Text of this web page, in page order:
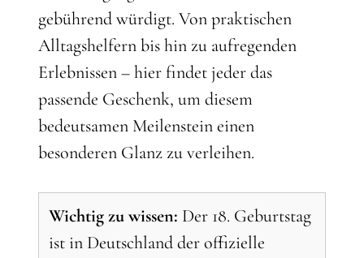
gebührend würdigt. Von praktischen
Alltagshelfern bis hin zu aufregenden
Erlebnissen – hier findet jeder das
passende Geschenk, um diesem
bedeutsamen Meilenstein einen
besonderen Glanz zu verleihen.
Wichtig zu wissen: Der 18. Geburtstag
ist in Deutschland der offizielle